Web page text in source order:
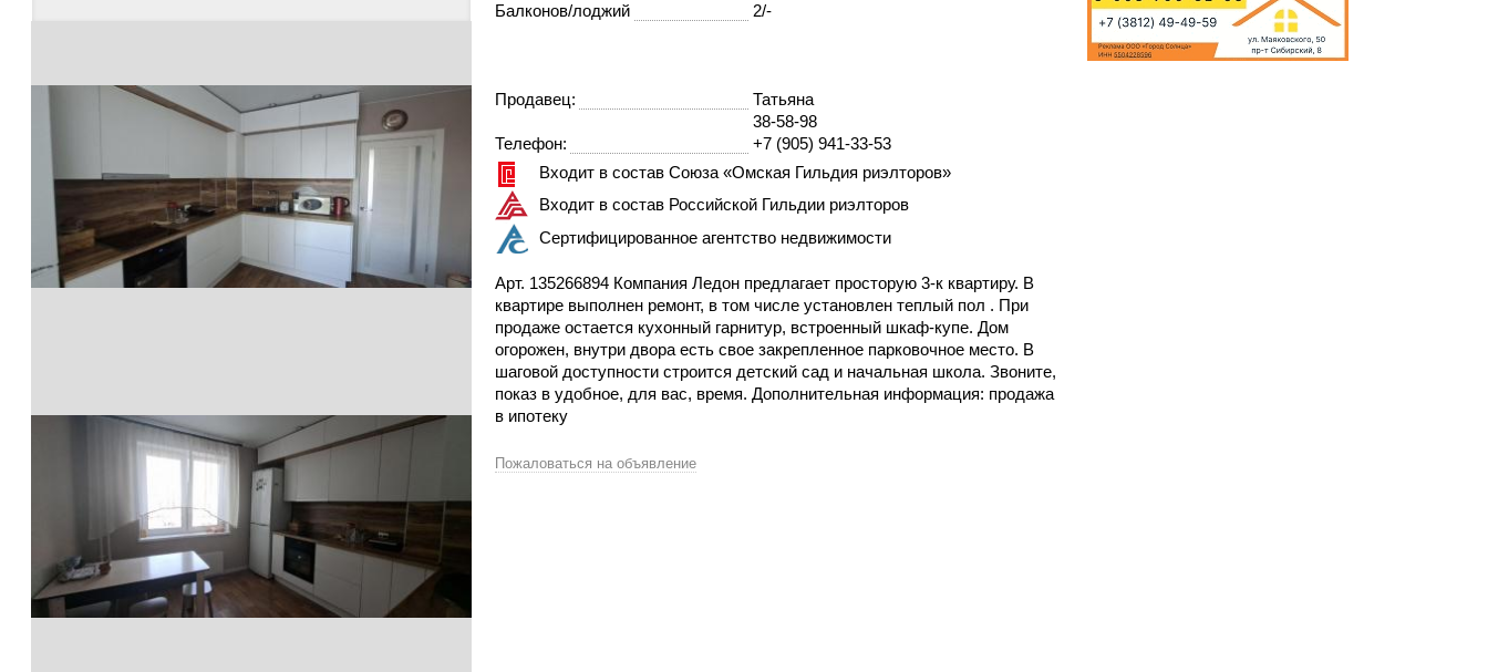
Балконов/лоджий
2/-
Продавец: Татьяна
Телефон:
38-58-98
+7 (905) 941-33-53
Входит в состав Союза «Омская Гильдия риэлторов»
Входит в состав Российской Гильдии риэлторов
Сертифицированное агентство недвижимости
Арт. 135266894 Компания Ледон предлагает просторую 3-к квартиру. В
квартире выполнен ремонт, в том числе установлен теплый пол . При
продаже остается кухонный гарнитур, встроенный шкаф-купе. Дом
огорожен, внутри двора есть свое закрепленное парковочное место. В
шаговой доступности строится детский сад и начальная школа. Звоните,
показ в удобное, для вас, время. Дополнительная информация: продажа
в ипотеку
Пожаловаться на объявление